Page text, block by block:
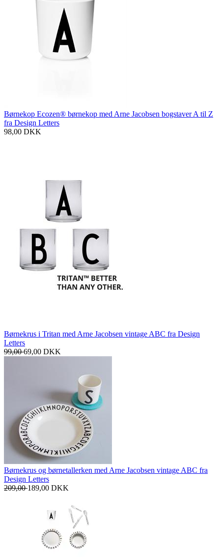
Børnekop Ecozen® børnekop med Arne Jacobsen bogstaver A til Z
fra Design Letters
98,00 DKK
Børnekrus i Tritan med Arne Jacobsen vintage ABC fra Design
Letters
99,0069,00 DKK
Børnekrus og børnetallerken med Arne Jacobsen vintage ABC fra
Design Letters
209,00189,00 DKK